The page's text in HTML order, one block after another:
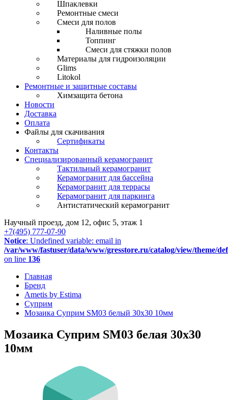
Шпаклевки
Ремонтные смеси
Смеси для полов
Наливные полы
Топпинг
Смеси для стяжки полов
Материалы для гидроизоляции
Glims
Litokol
Ремонтные и защитные составы
Химзащита бетона
Новости
Доставка
Оплата
Файлы для скачивания
Сертификаты
Контакты
Специализированный керамогранит
Тактильный керамогранит
Керамогранит для бассейна
Керамогранит для террасы
Керамогранит для паркинга
Антистатический керамогранит
Научный проезд, дом 12, офис 5, этаж 1
+7(495) 777-07-90
Notice: Undefined variable: email in
/var/www/fastuser/data/www/gresstore.ru/catalog/view/theme/
on line 136
Главная
Бренд
Ametis by Estima
Суприм
Мозаика Суприм SM03 белый 30x30 10мм
Мозаика Суприм SM03 белая 30x30
10мм